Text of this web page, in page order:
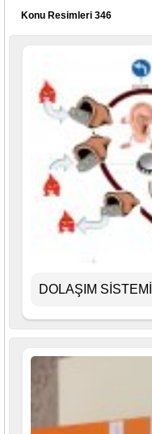
Konu Resimleri 346
DOLAŞIM SİSTEMİ